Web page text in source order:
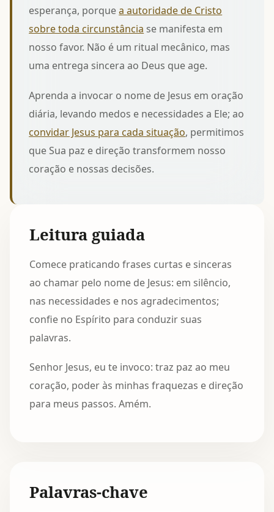
esperança, porquea autoridade de Cristo
sobre toda circunstância se manifesta em
nosso favor. Não é um ritual mecânico, mas
uma entrega sincera ao Deus que age.
Aprenda a invocar o nome de Jesus em oração
diária, levando medos e necessidades a Ele; ao
convidar Jesus para cada situação, permitimos
que Sua paz e direção transformem nosso
coração e nossas decisões.
Leitura guiada
Comece praticando frases curtas e sinceras
ao chamar pelo nome de Jesus: em silêncio,
nas necessidades e nos agradecimentos;
confie no Espírito para conduzir suas
palavras.
Senhor Jesus, eu te invoco: traz paz ao meu
coração, poder às minhas fraquezas e direção
para meus passos. Amém.
Palavras-chave